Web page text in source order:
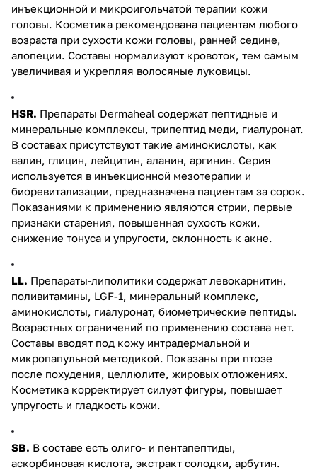
инъекционной и микроигольчатой терапии кожи
головы. Косметика рекомендована пациентам любого
возраста при сухости кожи головы, ранней седине,
алопеции. Составы нормализуют кровоток, тем самым
увеличивая и укрепляя волосяные луковицы.
HSR. Препараты Dermaheal содержат пептидные и
минеральные комплексы, трипептид меди, гиалуронат.
В составах присутствуют такие аминокислоты, как
валин, глицин, лейцитин, аланин, аргинин. Серия
используется в инъекционной мезотерапии и
биоревитализации, предназначена пациентам за сорок.
Показаниями к применению являются стрии, первые
признаки старения, повышенная сухость кожи,
снижение тонуса и упругости, склонность к акне.
LL. Препараты-липолитики содержат левокарнитин,
поливитамины, LGF-1, минеральный комплекс,
аминокислоты, гиалуронат, биометрические пептиды.
Возрастных ограничений по применению состава нет.
Составы вводят под кожу интрадермальной и
микропапульной методикой. Показаны при птозе
после похудения, целлюлите, жировых отложениях.
Косметика корректирует силуэт фигуры, повышает
упругость и гладкость кожи.
SB. В составе есть олиго- и пентапептиды,
аскорбиновая кислота, экстракт солодки, арбутин.